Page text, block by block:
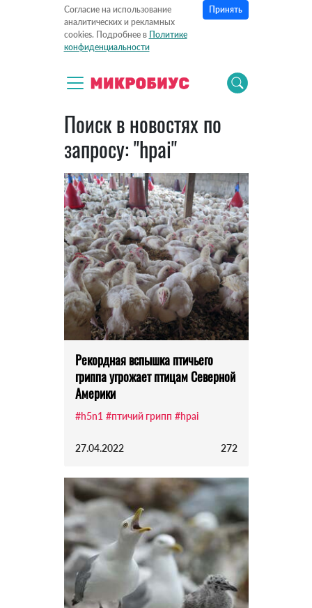
Согласие на использование
аналитических и рекламных
cookies. Подробнее в Политике
конфиденциальности
Принять
Поиск в новостях по
запросу: "hpai"
Рекордная вспышка птичьего
гриппа угрожает птицам Северной
Америки
#h5n1 #птичий грипп #hpai
27.04.2022 272